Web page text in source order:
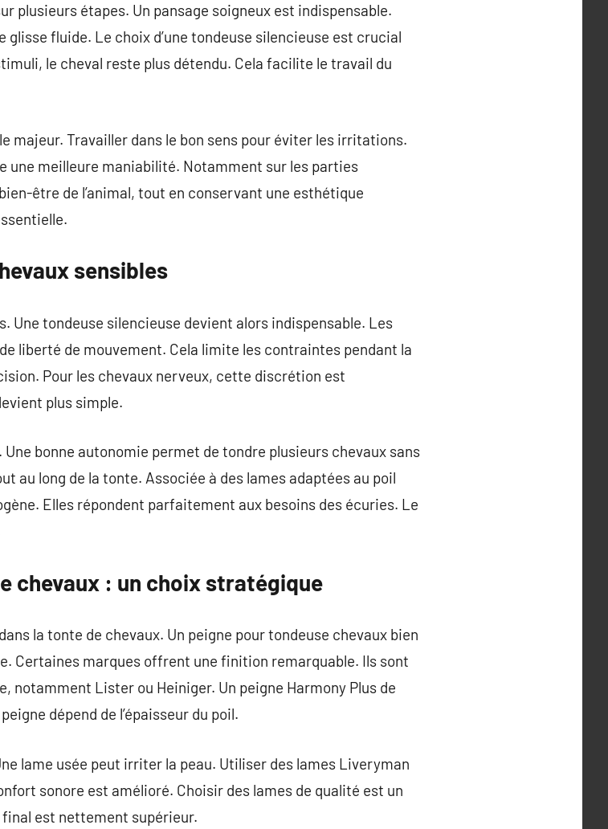
plusieurs étapes. Un pansage soigneux est indispensable.
fluide. Le choix d’une tondeuse silencieuse est crucial
le cheval reste plus détendu. Cela facilite le travail du
majeur. Travailler dans le bon sens pour éviter les irritations.
une meilleure maniabilité. Notamment sur les parties
être de l’animal, tout en conservant une esthétique
sensibles
Une tondeuse silencieuse devient alors indispensable. Les
liberté de mouvement. Cela limite les contraintes pendant la
Pour les chevaux nerveux, cette discrétion est
plus simple.
bonne autonomie permet de tondre plusieurs chevaux sans
au long de la tonte. Associée à des lames adaptées au poil
Elles répondent parfaitement aux besoins des écuries. Le
chevaux : un choix stratégique
la tonte de chevaux. Un peigne pour tondeuse chevaux bien
Certaines marques offrent une finition remarquable. Ils sont
notamment Lister ou Heiniger. Un peigne Harmony Plus de
dépend de l’épaisseur du poil.
lame usée peut irriter la peau. Utiliser des lames Liveryman
sonore est amélioré. Choisir des lames de qualité est un
est nettement supérieur.